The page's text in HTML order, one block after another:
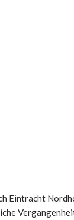
Eintracht